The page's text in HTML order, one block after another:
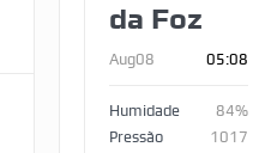
da Foz
Aug08 05:08
Humidade
84%
Pressão
1017